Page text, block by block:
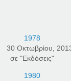
1978
30 Οκτωβρίου,
σε "Εκδόσεις"
1980